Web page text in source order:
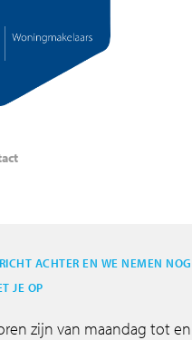
ACHTER EN WE NEMEN
JE OP
zijn van maandag tot